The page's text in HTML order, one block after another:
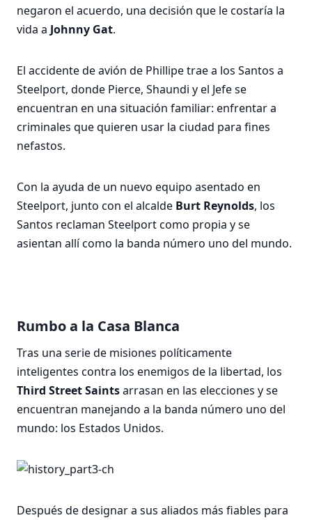
negaron el acuerdo, una decisión que le costaría la
vida a Johnny Gat.
El accidente de avión de Phillipe trae a los Santos a
Steelport, donde Pierce, Shaundi y el Jefe se
encuentran en una situación familiar: enfrentar a
criminales que quieren usar la ciudad para fines
nefastos.
Con la ayuda de un nuevo equipo asentado en
Steelport, junto con el alcalde Burt Reynolds, los
Santos reclaman Steelport como propia y se
asientan allí como la banda número uno del mundo.
Rumbo a la Casa Blanca
Tras una serie de misiones políticamente
inteligentes contra los enemigos de la libertad, los
Third Street Saintsarrasan en las elecciones y se
encuentran manejando a la banda número uno del
mundo: los Estados Unidos.
Después de designar a sus aliados más fiables para